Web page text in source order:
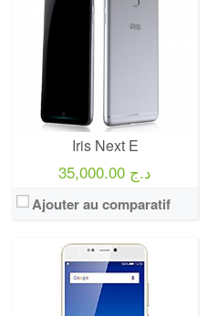
Iris Next E
35,000.00 د.ج
Ajouter au comparatif